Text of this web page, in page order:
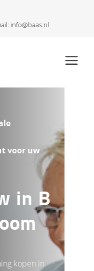
info@baas.nl
voor uw
in B
kopen in